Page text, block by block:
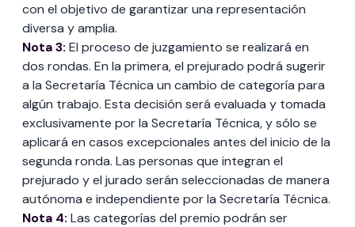
con el objetivo de garantizar una representación
diversa y amplia.
Nota 3: El proceso de juzgamiento se realizará en
dos rondas. En la primera, el prejurado podrá sugerir
a la Secretaría Técnica un cambio de categoría para
algún trabajo. Esta decisión será evaluada y tomada
exclusivamente por la Secretaría Técnica, y sólo se
aplicará en casos excepcionales antes del inicio de la
segunda ronda. Las personas que integran el
prejurado y el jurado serán seleccionadas de manera
autónoma e independiente por la Secretaría Técnica.
Nota 4: Las categorías del premio podrán ser